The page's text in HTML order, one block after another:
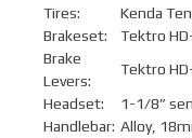
Tires:
Kenda
Brakeset:
Tektro
Brake
Levers:
Tektro
Headset:
1-1/8”
Handlebar: Alloy,